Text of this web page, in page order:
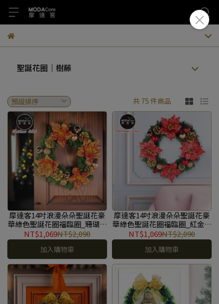
聖誕花圈｜樹藤
共 75 件商品
摩達客14吋浪漫朵朵聖誕花豪
華綠色聖誕花圈福臨圈_珊瑚紅
橙金系_台灣工藝免組裝_本島
免運費 #YS-GW2501031
NT$1,069NT$2,090
加入購物車
摩達客14吋浪漫朵朵聖誕花豪
華綠色聖誕花圈福臨圈_紅金系
_台灣工藝免組裝_本島免運費
#YS-GW2501030
NT$1,069NT$2,090
加入購物車